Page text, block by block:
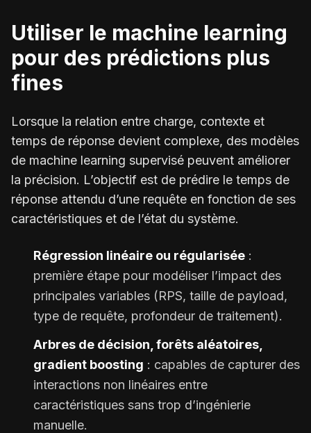
Utiliser le machine learning
pour des prédictions plus
fines
Lorsque la relation entre charge, contexte et
temps de réponse devient complexe, des modèles
de machine learning supervisé peuvent améliorer
la précision. L’objectif est de prédire le temps de
réponse attendu d’une requête en fonction de ses
caractéristiques et de l’état du système.
Régression linéaire ou régularisée :
première étape pour modéliser l’impact des
principales variables (RPS, taille de payload,
type de requête, profondeur de traitement).
Arbres de décision, forêts aléatoires,
gradient boosting : capables de capturer des
interactions non linéaires entre
caractéristiques sans trop d’ingénierie
manuelle.